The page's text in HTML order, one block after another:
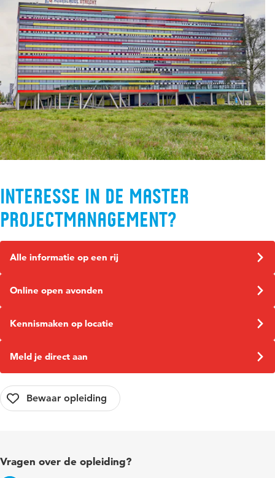
Interesse in de master
Projectmanagement?
Alle informatie op een rij
Online open avonden
Kennismaken op locatie
Meld je direct aan
Vragen over de opleiding?